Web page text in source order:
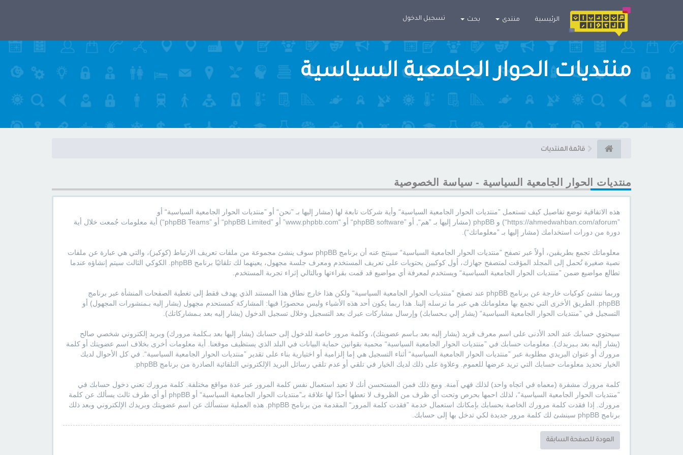
الرئيسية منتدى بحث تسجيل الدخول
منتديات الحوار الجامعية السياسية
قائمة المنتديات
منتديات الحوار الجامعية السياسية - سياسة الخصوصية
هذه الاتفاقية توضع تفاصيل كيف تستعمل ”منتديات الحوار الجامعية السياسية“ وأية شركات تابعة لها (مشار إليها بـ ”نحن“ أو ”منتديات الحوار الجامعية السياسية“ أو
”https://ahmedwahban.com/aforum“) و phpBB (مشار إليها بـ ”هم“, أو ”phpBB software“ أو “www.phpbb.com” أو ”phpBB Limited“ أو ”phpBB Teams“) أية معلومات جُمعت خلال أية
دورة من دورات استخدامك (مشار إليها بـ ”معلوماتك“).
معلوماتك تجمع بطريقين، أولاً عبر تصفح ”منتديات الحوار الجامعية السياسية“ سينتج عنه أن برنامج phpBB سوف ينشئ مجموعة من ملفات تعريف الارتباط (كوكيز)، والتي هي عبارة عن ملفات
نصية صغيرة تُحمل إلى المجلد المؤقت لمتصفح جهازك، أول كوكيين يحتويات على تعريف المستخدم ومعرف جلسة مجهول، يعينهما لك تلقائيًا برنامج phpBB. الكوكي الثالث سيتم إنشاؤه عندما
تطالع مواضيع ضمن ”منتديات الحوار الجامعية السياسية“ ويستخدم لمعرفة أي مواضيع قد قمت بقراءتها وبالتالي إثراء تجربة المستخدم.
وربما ننشئ كوكيات خارجة عن برنامج phpBB عند تصفح ”منتديات الحوار الجامعية السياسية“ ولكن هذا خارج نطاق هذا المستند الذي يهدف فقط إلى تغطية الصفحات المنشأة عبر برنامج
phpBB. الطريق الأخرى التي نجمع بها معلوماتك هي عبر ما ترسله إلينا. هذا ربما يكون أحد هذه الأشياء وليس محصورًا فيها: المشاركة كمستحدم مجهول (يشار إليه بـمنشورات المجهول) أو
التسجيل في ”منتديات الحوار الجامعية السياسية“ (يشار إلي بـحسابك) وإرسال مشاركات عبرك بعد التسجيل وخلال تسجيل الدخول (يشار إليه بعد بـمشاركاتك).
سيحتوي حسابك عند الحد الأدنى على اسم معرف فريد (يشار إليه بعد بـاسم عضويتك)، وكلمة مرور خاصة للدخول إلى حسابك (يشار إليها بعد بـكلمة مرورك) وبريد إلكتروني شخصي صالح
(يشار إليه بعد بـبريدك). معلومات حسابك في ”منتديات الحوار الجامعية السياسية“ محمية بقوانين حماية البيانات في البلد الذي يستظيف موقعنا. أية معلومات أخرى بخلاف اسم عضويتك أو كلمة
مرورك أو عنوان البريدي مطلوبة عبر ”منتديات الحوار الجامعية السياسية“ أثناء التسجيل هي إما إلزامية أو اختيارية بناء على تقدير ”منتديات الحوار الجامعية السياسية“. في كل الأحوال لديك
الخيار تحديد معلومات حسابك التي تريد عرضها للعموم. وعلاوة على ذلك لديك الخيار في تلقي أو عدم تلقي رسائل البريد الإلكتروني التلقائية الصادرة من برنامج phpBB.
كلمة مرورك مشفرة (معماه في اتجاه واحد) لذلك فهي آمنة. ومع ذلك فمن المستحسن أنك لا تعيد استعمال نفس كلمة المرور عبر عدة مواقع مختلفة. كلمة مرورك تعني دخول حسابك في
”منتديات الحوار الجامعية السياسية“، لذلك احمها بحرص وتحت أي ظرف من الظروف لا تعطها أحدًا لها علاقة بـ”منتديات الحوار الجامعية السياسية“ أو phpBB أو أي طرف ثالث يسألك عن كلمة
مرورك. إذا فقدت كلمة مرورك الخاصة بحسابك بإمكانك استعمال خدمة ”فقدت كلمة المرور“ المقدمة من برنامج phpBB. هذه العملية ستسألك عن اسم عضويتك وبريدك الإلكتروني وبعد ذلك
برنامج phpBB سينشئ لك كلمة مرور جديدة لكي تدخل بها إلى حسابك.
العودة للصفحة السابقة